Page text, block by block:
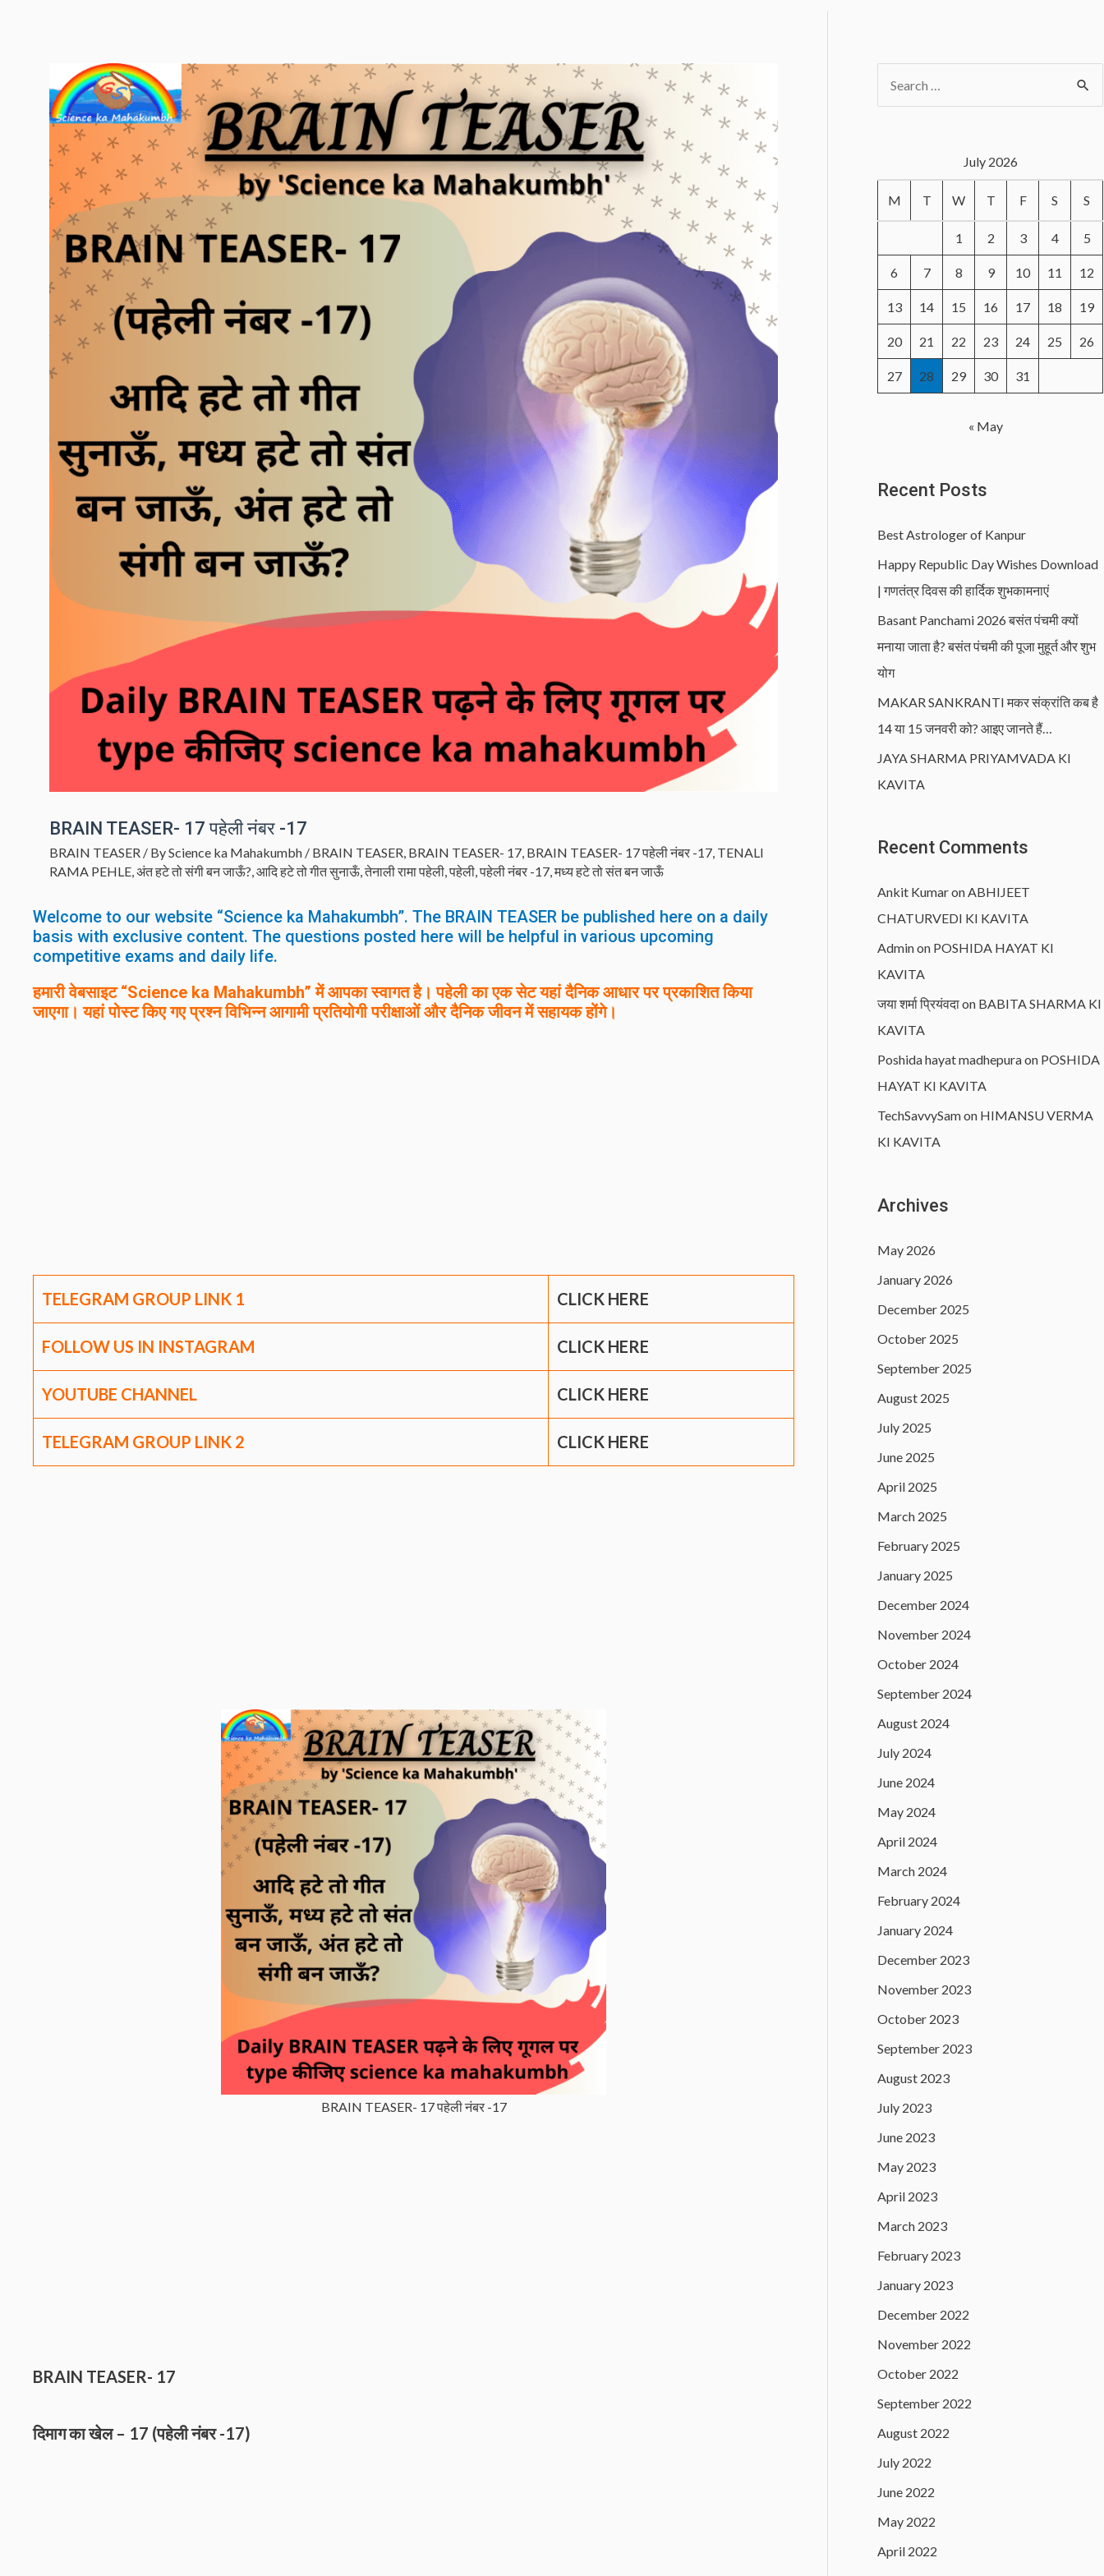
BRAIN TEASER- 17 पहेली नंबर -17
BRAIN TEASER / ByScience ka Mahakumbh / BRAIN TEASER, BRAIN TEASER- 17, BRAIN TEASER- 17 पहेली नंबर -17, TENALI
RAMA PEHLE,अंत हटे तो संगी बन जाऊँ?,आदि हटे तो गीत सुनाऊँ,तेनाली रामा पहेली,पहेली,पहेली नंबर -17,मध्य हटे तो संत बन जाऊँ
Welcome to our website “Science ka Mahakumbh”. The BRAIN TEASER be published here on a daily
basis with exclusive content. The questions posted here will be helpful in various upcoming
competitive exams and daily life.
हमारी वेबसाइट “Science ka Mahakumbh” में आपका स्वागत है। पहेली का एक सेट यहां दैनिक आधार पर प्रकाशित किया
जाएगा। यहां पोस्ट किए गए प्रश्न विभिन्न आगामी प्रतियोगी परीक्षाओं और दैनिक जीवन में सहायक होंगे।
TELEGRAM GROUP LINK 1 CLICK HERE
FOLLOW US IN INSTAGRAM CLICK HERE
YOUTUBE CHANNEL CLICK HERE
TELEGRAM GROUP LINK 2 CLICK HERE
BRAIN TEASER- 17 पहेली नंबर -17
BRAIN TEASER- 17
दिमाग का खेल – 17 (पहेली नंबर -17)
c
o
r
July 2026
M T W T F S S
1 2 3 4 5
6 7 8 9 10 11 12
13 14 15 16 17 18 19
20 21 22 23 24 25 26
27 28 29 30 31
« May
Recent Posts
Best Astrologer of Kanpur
Happy Republic Day Wishes Download
| गणतंत्र दिवस की हार्दिक शुभकामनाएं
Basant Panchami 2026 बसंत पंचमी क्यों
मनाया जाता है? बसंत पंचमी की पूजा मुहूर्त और शुभ
योग
MAKAR SANKRANTI मकर संक्रांति कब है
14 या 15 जनवरी को? आइए जानते हैं…
JAYA SHARMA PRIYAMVADA KI
KAVITA
Recent Comments
Ankit KumaronABHIJEET
CHATURVEDI KI KAVITA
Adminon POSHIDA HAYAT KI
KAVITA
जया शर्मा प्रियंवदाon BABITA SHARMA KI
KAVITA
Poshida hayat madhepuraon POSHIDA
HAYAT KI KAVITA
TechSavvySamon HIMANSU VERMA
KI KAVITA
Archives
May 2026
January 2026
December 2025
October 2025
September 2025
August 2025
July 2025
June 2025
April 2025
March 2025
February 2025
January 2025
December 2024
November 2024
October 2024
September 2024
August 2024
July 2024
June 2024
May 2024
April 2024
March 2024
February 2024
January 2024
December 2023
November 2023
October 2023
September 2023
August 2023
July 2023
June 2023
May 2023
April 2023
March 2023
February 2023
January 2023
December 2022
November 2022
October 2022
September 2022
August 2022
July 2022
June 2022
May 2022
April 2022